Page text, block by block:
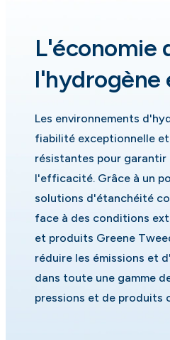
L'économie
l'hydrogène
Les environnements
fiabilité exceptionnelle
résistantes pour garantir
l'efficacité. Grâce à un
solutions d'étanchéité
face à des conditions
et produits Greene
réduire les émissions et
dans toute une gamme
pressions et de produits